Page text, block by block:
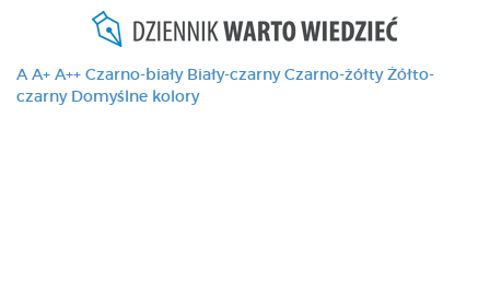
A A+ A++ Czarno-biały Biały-czarny Czarno-żółty Żółto-
czarny Domyślne kolory